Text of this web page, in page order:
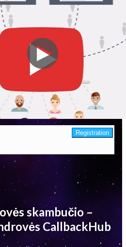
skambučio –
CallbackHub